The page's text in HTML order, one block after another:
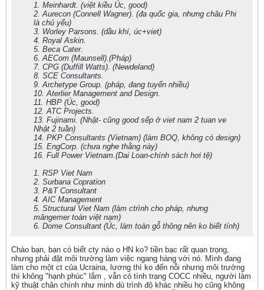
1. Meinhardt. (việt kiều Úc, good)
2. Aurecon (Connell Wagner). (đa quốc gia, nhưng châu Phi
là chủ yếu)
3. Worley Parsons. (dầu khí, úc+viet)
4. Royal Askin.
5. Beca Cater.
6. AECom (Maunsell).(Pháp)
7. CPG (Duffill Watts). (Newdeland)
8. SCE Consultants.
9. Archetype Group. (pháp, đang tuyển nhiều)
10. Aterlier Management and Design.
11. HBP (Úc, good)
12. ATC Projects.
13. Fujinami. (Nhật- cũng good sếp ở viet nam 2 tuan ve
Nhật 2 tuần)
14. PKP Consultants (Vietnam) (làm BOQ, không có design)
15. EngCorp. (chưa nghe thằng này)
16. Full Power Vietnam.(Dai Loan-chính sách hơi tệ)
1. RSP Viet Nam
2. Surbana Copration
3. P&T Consultant
4. AIC Management
5. Structural Viet Nam (làm ctrình cho pháp, nhưng
mângemer toàn việt nam)
6. Dome Consultant (Úc, làm toàn gỗ thông nên ko biết tính)
Chào bạn, bạn có biết cty nào o HN ko? tiền bạc rất quan trọng,
nhưng phải đặt môi trường làm việc ngang hàng với nó. Mình đang
làm cho một ct của Ucraina, lương thì ko đến nỗi nhưng môi trường
thì không "hạnh phúc" lắm , vẫn có tình trạng COCC nhiều, người làm
kỹ thuật chân chính như minh dù trình độ khác nhiều họ cũng không